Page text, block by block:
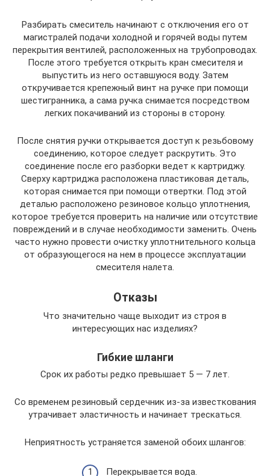
Разбирать смеситель начинают с отключения его от
магистралей подачи холодной и горячей воды путем
перекрытия вентилей, расположенных на трубопроводах.
После этого требуется открыть кран смесителя и
выпустить из него оставшуюся воду. Затем
откручивается крепежный винт на ручке при помощи
шестигранника, а сама ручка снимается посредством
легких покачиваний из стороны в сторону.
После снятия ручки открывается доступ к резьбовому
соединению, которое следует раскрутить. Это
соединение после его разборки ведет к картриджу.
Сверху картриджа расположена пластиковая деталь,
которая снимается при помощи отвертки. Под этой
деталью расположено резиновое кольцо уплотнения,
которое требуется проверить на наличие или отсутствие
повреждений и в случае необходимости заменить. Очень
часто нужно провести очистку уплотнительного кольца
от образующегося на нем в процессе эксплуатации
смесителя налета.
Отказы
Что значительно чаще выходит из строя в
интересующих нас изделиях?
Гибкие шланги
Срок их работы редко превышает 5 — 7 лет.
Со временем резиновый сердечник из-за известкования
утрачивает эластичность и начинает трескаться.
Неприятность устраняется заменой обоих шлангов:
Перекрывается вода.